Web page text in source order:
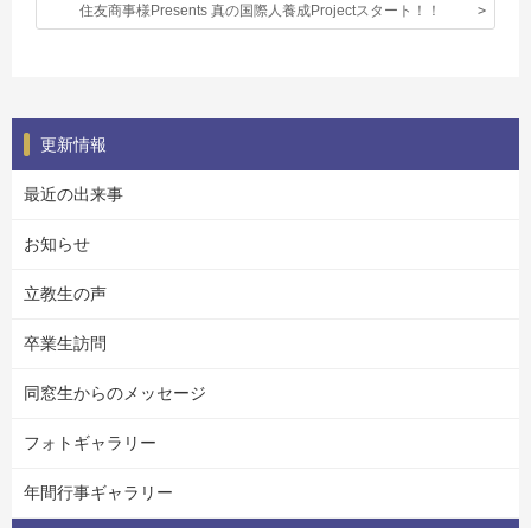
住友商事様Presents 真の国際人養成Projectスタート！！
更新情報
最近の出来事
お知らせ
立教生の声
卒業生訪問
同窓生からのメッセージ
フォトギャラリー
年間行事ギャラリー